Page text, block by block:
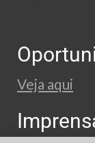
Veja aqui